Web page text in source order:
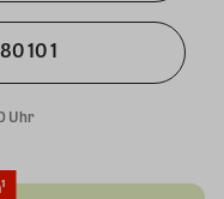
10 1
Uhr